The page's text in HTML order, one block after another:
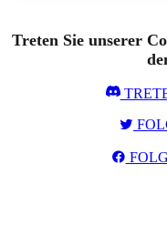
Treten Sie unserer